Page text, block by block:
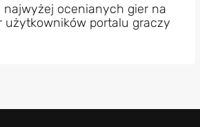
najwyżej ocenianych gier na
użytkowników portalu graczy